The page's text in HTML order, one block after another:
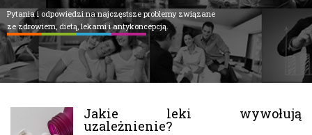
Pytania i odpowiedzi na najczęstsze problemy związane
ze zdrowiem, dietą, lekami i antykoncepcją.
Jakie leki wywołują
uzależnienie?